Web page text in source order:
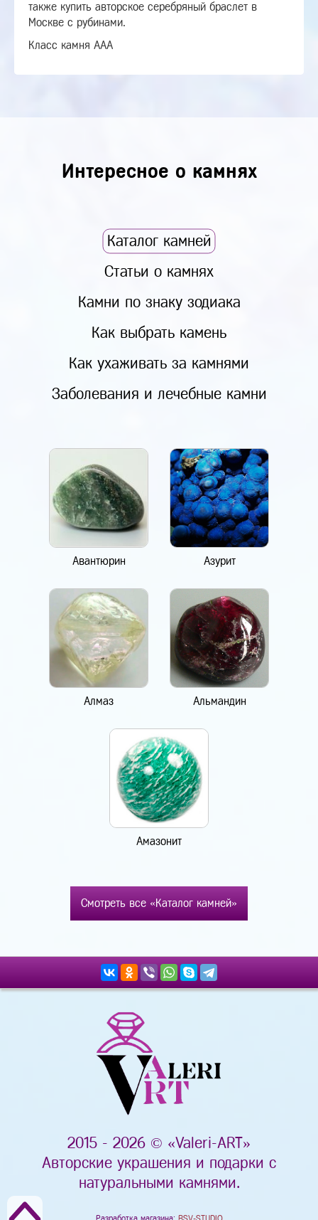
также купить авторское серебряный браслет в
Москве с рубинами.
Класс камня ААА
Интересное о камнях
Каталог камней
Статьи о камнях
Камни по знаку зодиака
Как выбрать камень
Как ухаживать за камнями
Заболевания и лечебные камни
Авантюрин Азурит
Алмаз Альмандин
Амазонит
Смотреть все «Каталог камней»
2015 - 2026 © «Valeri-ART»
Авторские украшения и подарки с
натуральными камнями.